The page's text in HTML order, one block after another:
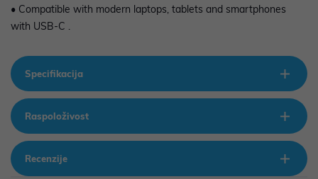
• Compatible with modern laptops, tablets and smartphones
with USB-C .
Specifikacija
Raspoloživost
Recenzije